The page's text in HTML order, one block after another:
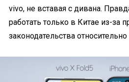
vivo, не вставая с дивана.
работать только в Китае из-за
законодательства относительно